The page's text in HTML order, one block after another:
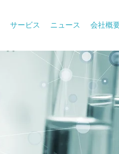
サービス ニュース 会社概